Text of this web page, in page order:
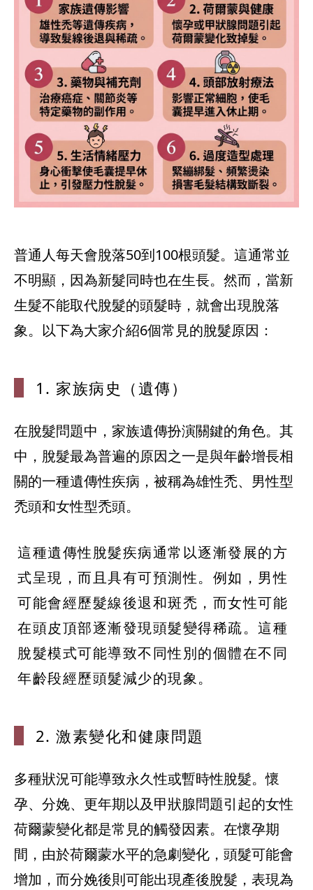
普通人每天會脫落50到100根頭髮。這通常並
不明顯，因為新髮同時也在生長。然而，當新
生髮不能取代脫髮的頭髮時，就會出現脫落
象。以下為大家介紹6個常見的脫髮原因：
1. 家族病史 （遺傳）
在脫髮問題中，家族遺傳扮演關鍵的角色。其
中，脫髮最為普遍的原因之一是與年齡增長相
關的一種遺傳性疾病，被稱為雄性禿、男性型
禿頭和女性型禿頭。
這種遺傳性脫髮疾病通常以逐漸發展的方
式呈現，而且具有可預測性。例如，男性
可能會經歷髮線後退和斑禿，而女性可能
在頭皮頂部逐漸發現頭髮變得稀疏。這種
脫髮模式可能導致不同性別的個體在不同
年齡段經歷頭髮減少的現象。
2. 激素變化和健康問題
多種狀況可能導致永久性或暫時性脫髮。懷
孕、分娩、更年期以及甲狀腺問題引起的女性
荷爾蒙變化都是常見的觸發因素。在懷孕期
間，由於荷爾蒙水平的急劇變化，頭髮可能會
增加，而分娩後則可能出現產後脫髮，表現為